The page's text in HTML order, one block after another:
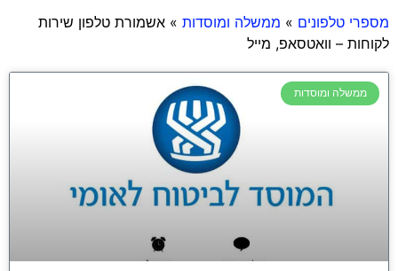
מספרי טלפונים » ממשלה ומוסדות » אשמורת טלפון שירות
לקוחות – וואטסאפ, מייל
ממשלה ומוסדות